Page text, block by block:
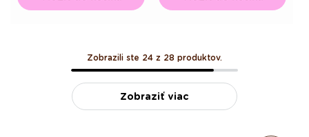
Zobrazili ste 24 z 28 produktov.
Zobraziť viac